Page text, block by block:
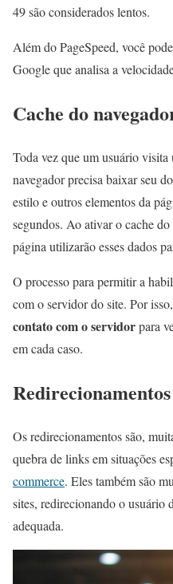
49 são considerados lentos.
Além do PageSpeed, você
Google que analisa a
Cache do
Toda vez que um usuário
navegador precisa baixar seu
estilo e outros elementos da
segundos. Ao ativar o cache
página utilizarão esses dados
O processo para permitir a
com o servidor do site. Por
contato com o servidorpara
em cada caso.
Redirecionamentos
Os redirecionamentos são,
quebra de links em situações
commerce. Eles também são
sites, redirecionando o usuário
adequada.